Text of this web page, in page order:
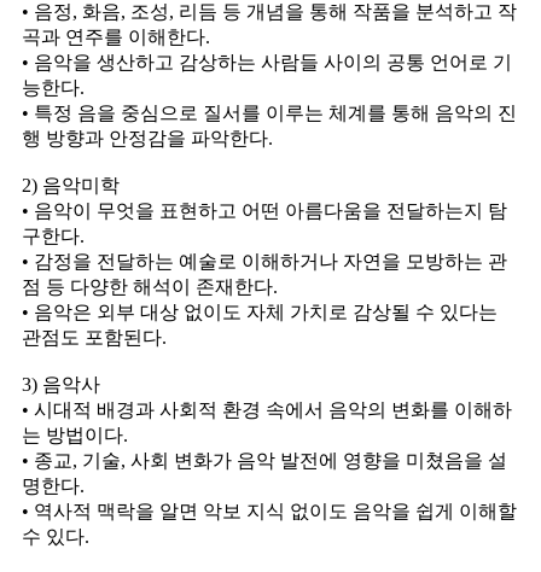
• 음정, 화음, 조성, 리듬 등 개념을 통해 작품을 분석하고 작
곡과 연주를 이해한다.
• 음악을 생산하고 감상하는 사람들 사이의 공통 언어로 기
능한다.
• 특정 음을 중심으로 질서를 이루는 체계를 통해 음악의 진
행 방향과 안정감을 파악한다.
2) 음악미학
• 음악이 무엇을 표현하고 어떤 아름다움을 전달하는지 탐
구한다.
• 감정을 전달하는 예술로 이해하거나 자연을 모방하는 관
점 등 다양한 해석이 존재한다.
• 음악은 외부 대상 없이도 자체 가치로 감상될 수 있다는
관점도 포함된다.
3) 음악사
• 시대적 배경과 사회적 환경 속에서 음악의 변화를 이해하
는 방법이다.
• 종교, 기술, 사회 변화가 음악 발전에 영향을 미쳤음을 설
명한다.
• 역사적 맥락을 알면 악보 지식 없이도 음악을 쉽게 이해할
수 있다.